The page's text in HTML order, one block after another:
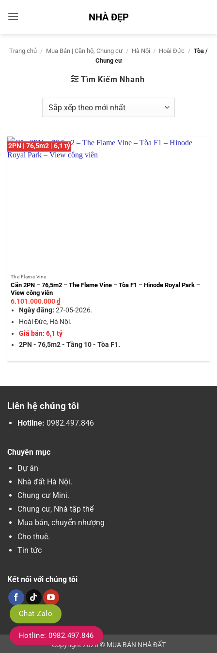
qua
NHÀ ĐẸP
Trang chủ / Mua Bán | Căn hộ, Chung cư / Hà Nội / Hoài Đức / Tòa /
Chung cư
Tìm Kiếm Nhanh
2PN | 76,5m2 | 6,1 tỷ
The Flame Vine
Căn 2PN – 76,5m2 – The Flame Vine – Tòa F1 – Hinode Royal Park –
View công viên
6.101.000.000₫
Ngày đăng: 27-05-2026.
Hoài Đức, Hà Nội.
Giá bán: 6,1 tỷ
2PN - 76,5m2 - Tầng 10 - Tòa F1.
Liên hệ chúng tôi
Hotline: 0982.497.846
Chuyên mục
Dự án
Nhà đất Hà Nội.
Chung cư Mini.
Chung cư, Nhà tập thể
Mua bán, chuyển nhượng
Cho thuê.
Tin tức
Kết nối với chúng tôi
Copyright 2026 © MUA BÁN NHÀ ĐẤT
Chat Zalo
Hotline: 0982.497.846